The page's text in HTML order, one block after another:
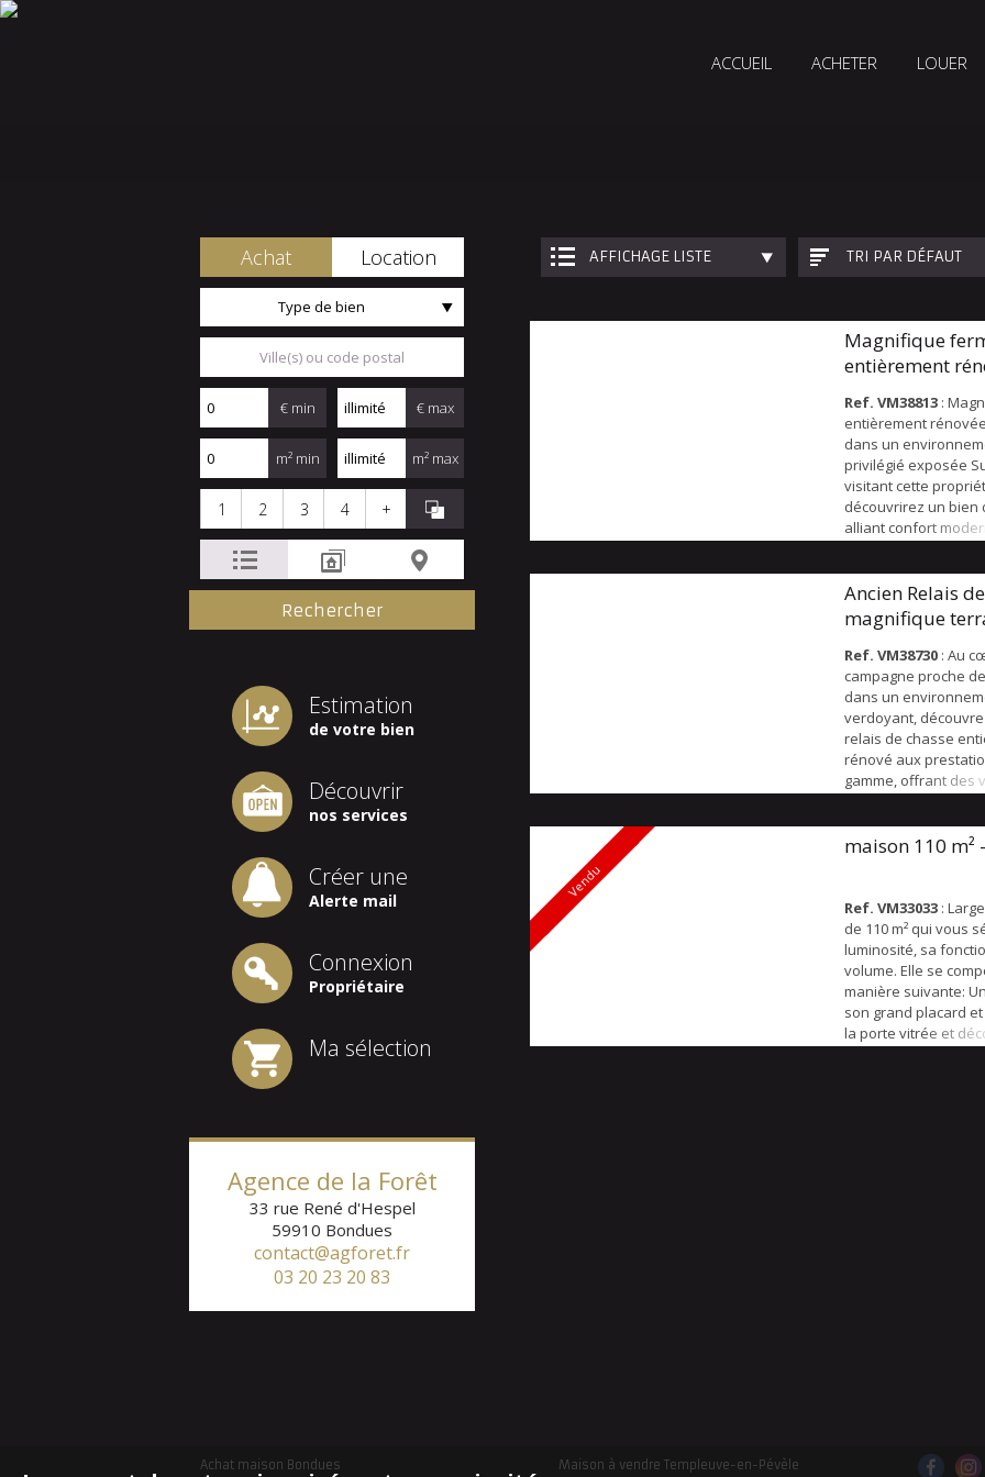
ACCUEIL ACHETER LOUER
Achat Location
Type de bien
€ min € max
m² min m² max
1 2 3 4 +
Estimation
de votre bien
Découvrir
nos services
Créer une
Alerte mail
Connexion
Propriétaire
Ma sélection
Agence de la Forêt
33 rue René d'Hespel
59910 Bondues
contact@agforet.fr
03 20 23 20 83
AFFICHAGE LISTE TRI PAR DÉFAUT
Magnifique
entièrement
goût
Ref. VM38813 :
entièrement
dans un
privilégié exposée
visitant cette
découvrirez un bien
alliant confort
de-chaussée : -
vestiaire - Hall
avec WC - Cuisine
30 m2 - Séjour de +
lumineu...
Ancien Relais
magnifique
Ref. VM38730 : Au
campagne proche
dans un
verdoyant,
relais de chasse
rénové aux
gamme, offrant des
imprenable sur la
l’entrée, le rez-de-
ouverte, une
Vendu
maison 110 m²
Ref. VM33033 :
de 110 m² qui vous
luminosité, sa
volume. Elle se
manière suivante:
son grand placard
la porte vitrée et
Achat maison Bondues Maison à vendre Templeuve-en-Pévèle